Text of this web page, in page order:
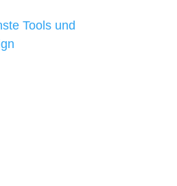
Tools und